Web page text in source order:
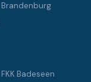
Brandenburg
FKK Badeseen